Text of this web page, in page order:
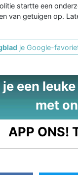
startte een
van getuigen op.
je Google-
je een
met
APP ONS!